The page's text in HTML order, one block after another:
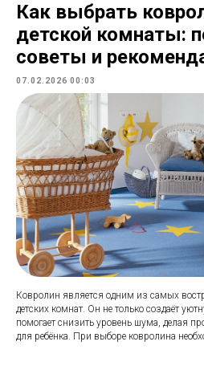
Как выбрать
детской комнаты:
советы и
07.02.2026 00:03
Ковролин является одним из самых
детских комнат. Он не только создаёт
помогает снизить уровень шума, делая
для ребёнка. При выборе ковролина